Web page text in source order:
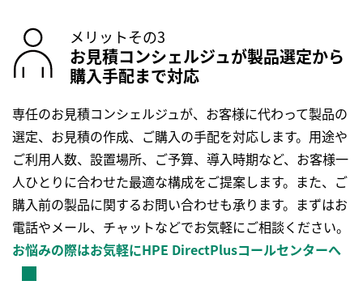
メリットその3
お見積コンシェルジュが製品選定から
購入手配まで対応
専任のお見積コンシェルジュが、お客様に代わって製品の
選定、お見積の作成、ご購入の手配を対応します。用途や
ご利用人数、設置場所、ご予算、導入時期など、お客様一
人ひとりに合わせた最適な構成をご提案します。また、ご
購入前の製品に関するお問い合わせも承ります。まずはお
電話やメール、チャットなどでお気軽にご相談ください。
お悩みの際はお気軽にHPE DirectPlusコールセンターへ